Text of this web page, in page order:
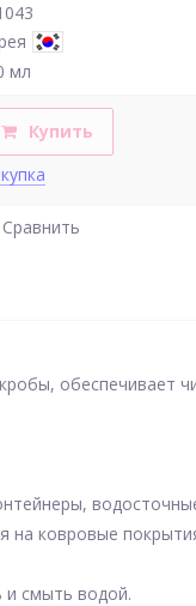
мл
Купить
Сравнить
2 379 р.
обеспечивает
на ковровые
и смыть водой.